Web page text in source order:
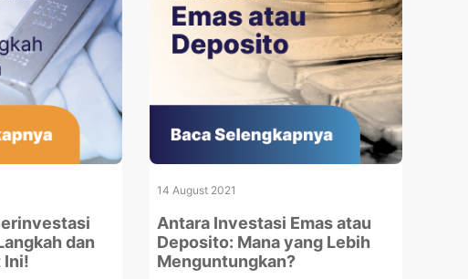
dan
Ini!
14 August 2021
Antara Investasi Emas atau
Deposito: Mana yang Lebih
Menguntungkan?